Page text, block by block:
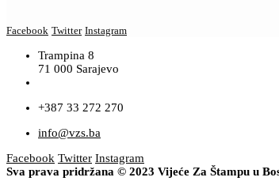
Facebook Twitter Instagram
Trampina 8
71 000 Sarajevo
+387 33 272 270
info@vzs.ba
Facebook Twitter Instagram
Sva prava pridržana © 2023 Vijeće Za Štampu u